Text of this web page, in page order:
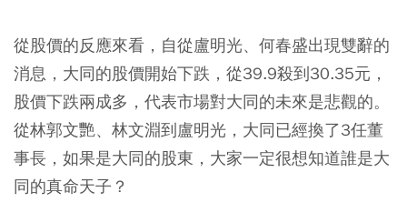
從股價的反應來看，自從盧明光、何春盛出現雙辭的
消息，大同的股價開始下跌，從39.9殺到30.35元，
股價下跌兩成多，代表市場對大同的未來是悲觀的。
從林郭文艷、林文淵到盧明光，大同已經換了3任董
事長，如果是大同的股東，大家一定很想知道誰是大
同的真命天子？